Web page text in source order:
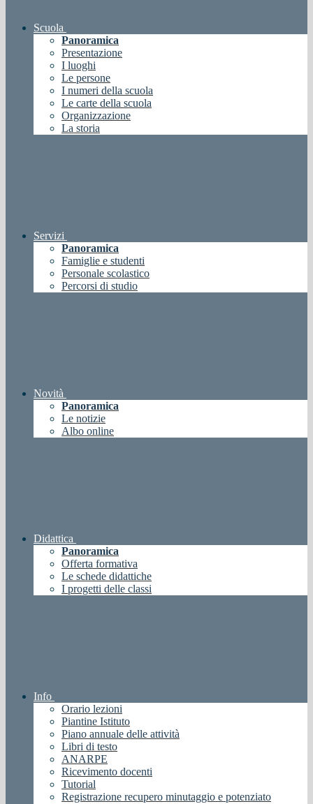
Scuola
Panoramica
Presentazione
I luoghi
Le persone
I numeri della scuola
Le carte della scuola
Organizzazione
La storia
Servizi
Panoramica
Famiglie e studenti
Personale scolastico
Percorsi di studio
Novità
Panoramica
Le notizie
Albo online
Didattica
Panoramica
Offerta formativa
Le schede didattiche
I progetti delle classi
Info
Orario lezioni
Piantine Istituto
Piano annuale delle attività
Libri di testo
ANARPE
Ricevimento docenti
Tutorial
Registrazione recupero minutaggio e potenziato